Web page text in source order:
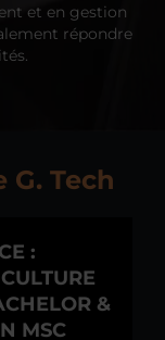
et en gestion
répondre
Tech
:
&
MSC